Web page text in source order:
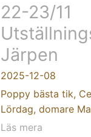
22-23/11
Järpen
2025-12-08
Poppy bästa tik,
Lördag, domare
Läs mera